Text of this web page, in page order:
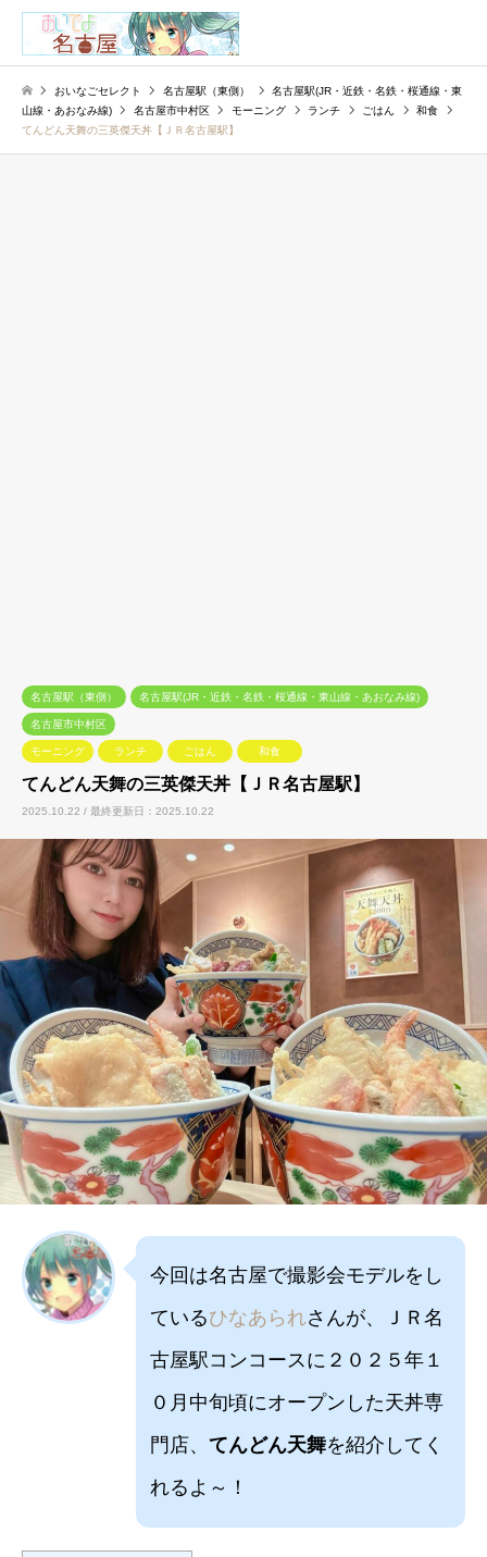
おいなごセレクト 名古屋駅（東側）
名古屋駅(JR・近鉄・名鉄・桜通線・東
山線・あおなみ線)
名古屋市中村区 モーニング ランチ ごはん
和食
てんどん天舞の三英傑天丼【ＪＲ名古屋駅】
名古屋駅（東側） 名古屋駅(JR・近鉄・名鉄・桜通線・東山線・あおなみ線)
名古屋市中村区
モーニング ランチ ごはん 和食
てんどん天舞の三英傑天丼【ＪＲ名古屋駅】
2025.10.22 / 最終更新日：2025.10.22
今回は名古屋で撮影会モデルをし
ているひなあられさんが、ＪＲ名
古屋駅コンコースに２０２５年１
０月中旬頃にオープンした天丼専
門店、 てんどん天舞を紹介してく
れるよ～！